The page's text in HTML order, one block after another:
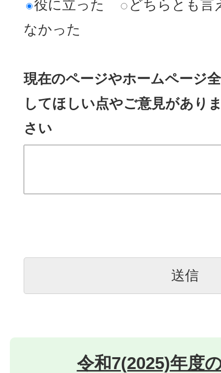
役に立った
どちらとも言
なかった
現在のページやホームページ
してほしい点やご意見があり
さい
令和7(2025)年度